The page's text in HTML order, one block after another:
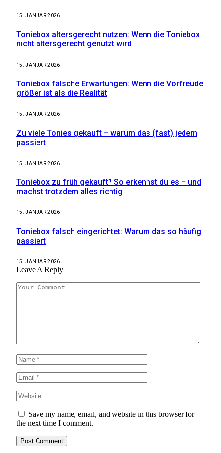
15. JANUAR 2026
Toniebox altersgerecht nutzen: Wenn die Toniebox
nicht altersgerecht genutzt wird
15. JANUAR 2026
Toniebox falsche Erwartungen: Wenn die Vorfreude
größer ist als die Realität
15. JANUAR 2026
Zu viele Tonies gekauft – warum das (fast) jedem
passiert
15. JANUAR 2026
Toniebox zu früh gekauft? So erkennst du es – und
machst trotzdem alles richtig
15. JANUAR 2026
Toniebox falsch eingerichtet: Warum das so häufig
passiert
15. JANUAR 2026
Leave A Reply
Save my name, email, and website in this browser for
the next time I comment.